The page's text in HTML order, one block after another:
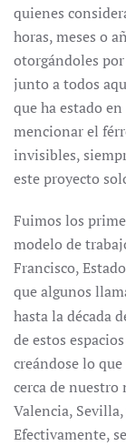
quienes
horas, meses o
otorgándoles
junto a todos
que ha estado
mencionar el
invisibles,
este proyecto
Fuimos los
modelo de
Francisco,
que algunos
hasta la década
de estos
creándose lo
cerca de
Valencia,
Efectivamente,